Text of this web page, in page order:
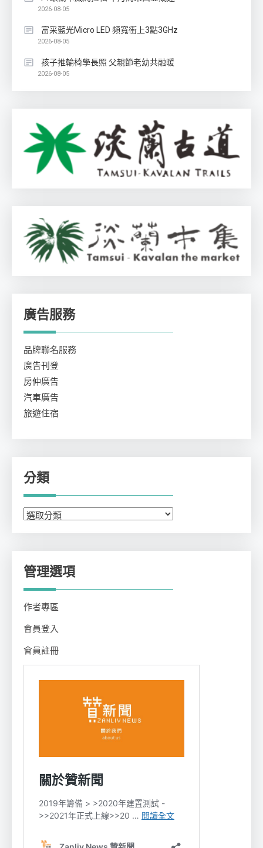
2026-08-05
富采藍光Micro LED 頻寬衝上3點3GHz
2026-08-05
孩子推輪椅學長照 父親節老幼共融暖
2026-08-05
廣告服務
品牌聯名服務
廣告刊登
房仲廣告
汽車廣告
旅遊住宿
分類
分
管理選項
作者專區
會員登入
會員註冊